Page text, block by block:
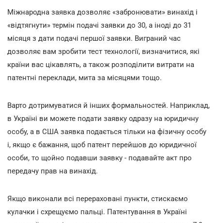
Міжнародна заявка дозволяє «забронювати» винахід і
«відтягнути» термін подачі заявки до 30, а іноді до 31
місяця з дати подачі першої заявки. Виграний час
дозволяє вам зробити тест технології, визначитися, які
країни вас цікавлять, а також розподілити витрати на
патентні переклади, мита за місяцями тощо.
Варто дотримуватися й інших формальностей. Наприклад,
в Україні ви можете подати заявку одразу на юридичну
особу, а в США заявка подається тільки на фізичну особу
і, якщо є бажання, щоб патент перейшов до юридичної
особи, то щойно подавши заявку - подавайте акт про
передачу прав на винахід.
Якщо виконали всі перераховані пункти, стискаємо
кулачки і схрещуємо пальці. Патентування в Україні